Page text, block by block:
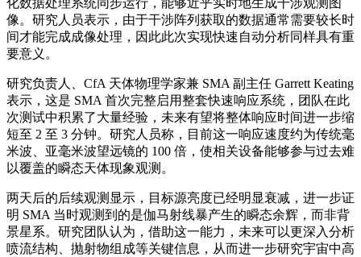
像。研究人员表示，由于干涉阵列获取的数据通常需要较长时
间才能完成成像处理，因此此次实现快速自动分析同样具有重
要意义。
研究负责人、CfA 天体物理学家兼 SMA 副主任 Garrett Keating
表示，这是 SMA 首次完整启用整套快速响应系统，团队在此
次测试中积累了大量经验，未来有望将整体响应时间进一步缩
短至 2 至 3 分钟。研究人员称，目前这一响应速度约为传统毫
米波、亚毫米波望远镜的 100 倍，使相关设备能够参与过去难
以覆盖的瞬态天体现象观测。
两天后的后续观测显示，目标源亮度已经明显衰减，进一步证
明 SMA 当时观测到的是伽马射线暴产生的瞬态余辉，而非背
景星系。研究团队认为，借助这一能力，未来可以更深入分析
喷流结构、抛射物组成等关键信息，从而进一步研究宇宙中高